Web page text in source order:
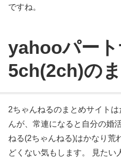
ですね。
yahooパー
5ch(2ch)のま
2ちゃんねるのまとめサイト
んが、常連になると自分の婚
ねる(2ちゃんねる)はかなり荒
どくない気もします。 見たい